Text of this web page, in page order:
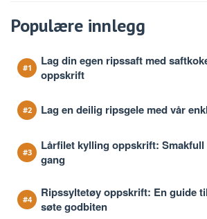
Populære innlegg
Lag din egen ripssaft med
oppskrift
Lag en deilig ripsgele med vår
Lårfilet kylling oppskrift:
gang
Ripssyltetøy oppskrift: En guide
søte godbiten